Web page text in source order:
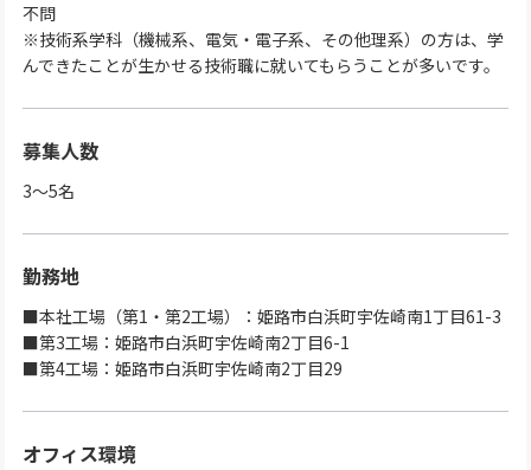
不問
※技術系学科（機械系、電気・電子系、その他理系）の方は、学
んできたことが生かせる技術職に就いてもらうことが多いです。
募集人数
3～5名
勤務地
■本社工場（第1・第2工場）：姫路市白浜町宇佐崎南1丁目61-3
■第3工場：姫路市白浜町宇佐崎南2丁目6-1
■第4工場：姫路市白浜町宇佐崎南2丁目29
オフィス環境